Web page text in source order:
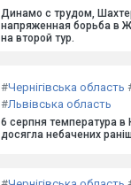
Динамо с трудом,
напряженная борьба в
на второй тур.
#Чернігівська область
#Львівська область
6 серпня температура в
досягла небачених